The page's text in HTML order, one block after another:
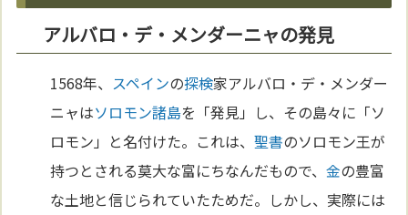
アルバロ・デ・メンダーニャの発見
1568年、 スペインの探検家アルバロ・デ・メンダー
ニャはソロモン諸島を「発見」し、その島々に「ソ
ロモン」と名付けた。これは、聖書のソロモン王が
持つとされる莫大な富にちなんだもので、金の豊富
な土地と信じられていたためだ。しかし、実際には